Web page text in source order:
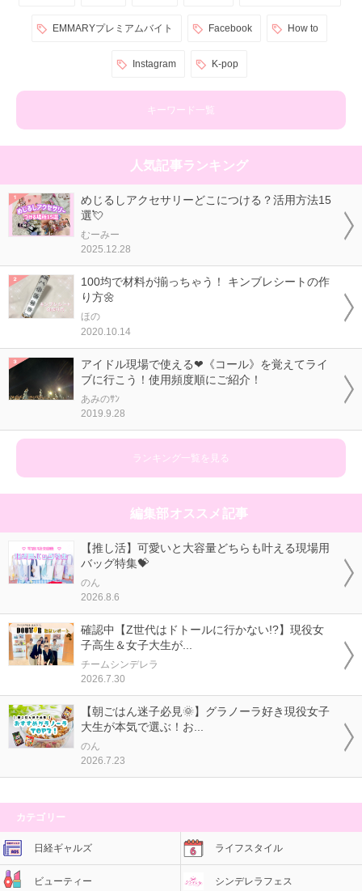
EMMARYプレミアムバイト Facebook How to
Instagram K-pop
キーワード一覧
人気記事ランキング
めじるしアクセサリーどこにつける？活用方法15
選💘
むーみー
2025.12.28
100均で材料が揃っちゃう！ キンブレシートの作
り方🌼
ほの
2020.10.14
アイドル現場で使える❤《コール》を覚えてライ
ブに行こう！使用頻度順にご紹介！
あみのｻﾝ
2019.9.28
ランキング一覧を見る
編集部オススメ記事
【推し活】可愛いと大容量どちらも叶える現場用
バッグ特集💝
のん
2026.8.6
確認中【Z世代はドトールに行かない!?】現役女
子高生＆女子大生が...
チームシンデレラ
2026.7.30
【朝ごはん迷子必見🌞】グラノーラ好き現役女子
大生が本気で選ぶ！お...
のん
2026.7.23
カテゴリー
日経ギャルズ ライフスタイル
ビューティー シンデレラフェス